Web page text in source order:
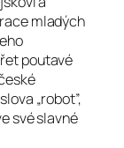
mladých
poutavé
„robot”,
své slavné